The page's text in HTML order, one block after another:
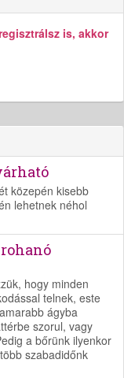
is, akkor
közepén kisebb
lehetnek néhol
hogy minden
telnek, este
ágyba
szorul, vagy
a bőrünk ilyenkor
szabadidőnk